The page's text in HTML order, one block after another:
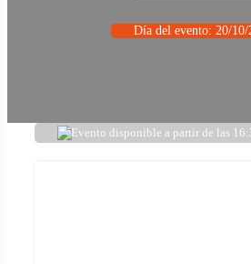
Día del evento: 20/10/
Evento disponible a partir de las